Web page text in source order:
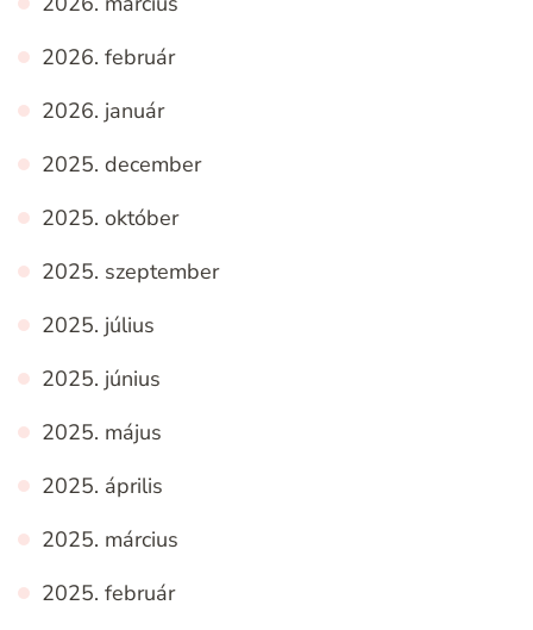
2026. február
2026. január
2025. december
2025. október
2025. szeptember
2025. július
2025. június
2025. május
2025. április
2025. március
2025. február